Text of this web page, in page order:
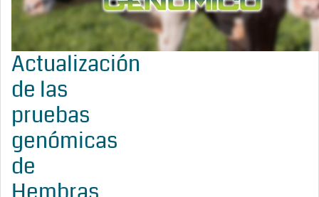
Actualización
de las
pruebas
genómicas
de